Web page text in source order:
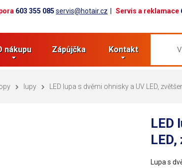
603 355 085 servis@hotair.cz Servis a reklamace
nákupu Zápůjčka Kontakt
lupy LED lupa s dvěmi ohnisky a UV LED,
LED
Lupa s